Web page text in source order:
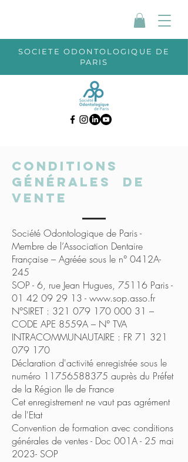
SOCIETE ODONTOLOGIQUE DE
PARIS
CONDITIONS
GÉNÉRALES DE
VENTE
Société Odontologique de Paris -
Membre de l’Association Dentaire
Française – Agréée sous le n° 0412A-
245
SOP - 6, rue Jean Hugues, 75116 Paris -
01 42 09 29 13 - www.sop.asso.fr
N°SIRET : 321 079 170 000 31 –
CODE APE 8559A – N° TVA
INTRACOMMUNAUTAIRE : FR 71 321
079 170
Déclaration d'activité enregistrée sous le
numéro 11756588375 auprès du Préfet
de la Région Ile de France
Cet enregistrement ne vaut pas agrément
de l'Etat
Convention de formation avec conditions
générales de ventes - Doc 001A - 25 mai
2023- SOP